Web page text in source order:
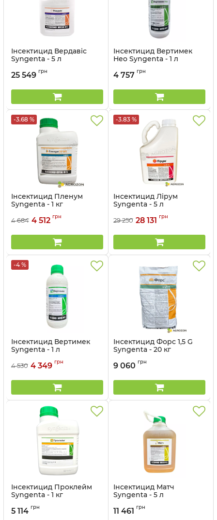
Інсектицид Вердавіс
Syngenta - 5 л
25 549 грн
Інсектицид Вертимек
Нео Syngenta - 1 л
4 757 грн
-3.68 %
Інсектицид Пленум
Syngenta - 1 кг
4 684 4 512 грн
-3.83 %
Інсектицид Лірум
Syngenta - 5 л
29 250 28 131 грн
-4 %
Інсектицид Вертимек
Syngenta - 1 л
4 530 4 349 грн
Інсектицид Форс 1,5 G
Syngenta - 20 кг
9 060 грн
Інсектицид Проклейм
Syngenta - 1 кг
5 114 грн
Інсектицид Матч
Syngenta - 5 л
11 461 грн